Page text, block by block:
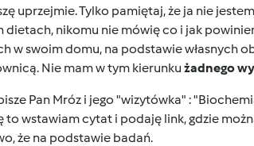
uprzejmie. Tylko pamiętaj, że ja nie
dietach, nikomu nie mówię co i jak
w swoim domu, na podstawie własnych
Nie mam w tym kierunku żadnego
Pan Mróz i jego "wizytówka" :
to wstawiam cytat i podaję link, gdzie
że na podstawie badań.